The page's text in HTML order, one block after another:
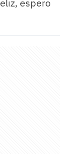
espero